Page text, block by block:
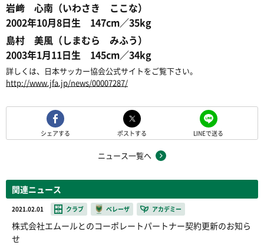
岩﨑 心南（いわさき ここな）
2002年10月8日生 147cm／35kg
島村 美風（しまむら みふう）
2003年1月11日生 145cm／34kg
詳しくは、日本サッカー協会公式サイトをご覧下さい。
http://www.jfa.jp/news/00007287/
シェアする ポストする LINEで送る
ニュース一覧へ
関連ニュース
2021.02.01 クラブ ベレーザ アカデミー
株式会社エムールとのコーポレートパートナー契約更新のお知ら
せ